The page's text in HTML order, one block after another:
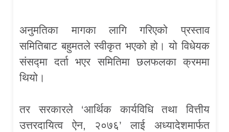
अनुमतिका मागका लागि गरिएको प्रस्ताव
समितिबाट बहुमतले स्वीकृत भएको हो। यो विधेयक
संसद्मा दर्ता भएर समितिमा छलफलका क्रममा
थियो।
तर सरकारले ‘आर्थिक कार्यविधि तथा वित्तीय
उत्तरदायित्व ऐन, २०७६’ लाई अध्यादेशमार्फत